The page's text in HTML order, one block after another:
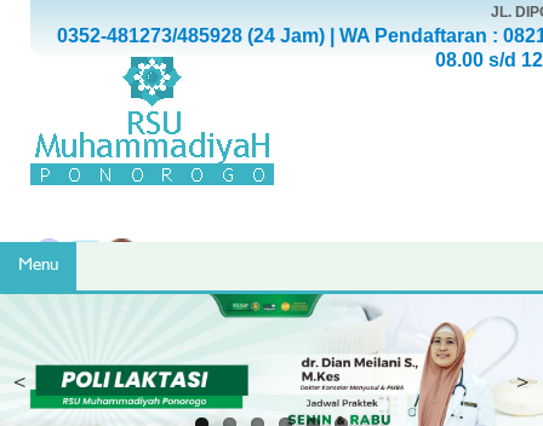
JL.
0352-481273/485928 (24 Jam) | WA Pendaftaran :
08.00 s/d
Menu
< >